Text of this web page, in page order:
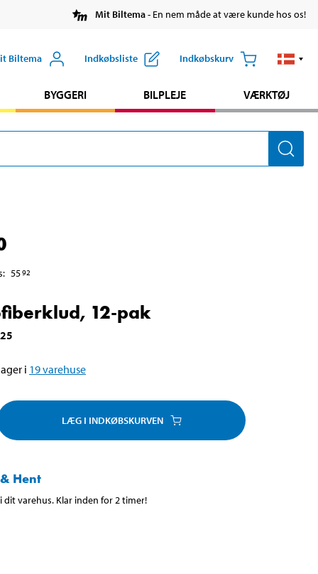
Mit Biltema- En nem måde at være kunde hos os!
Biltema Indkøbsliste Indkøbskurv
BYGGERI BILPLEJE VÆRKTØJ
: 5592
12-pak
i 19varehuse
LÆG I INDKØBSKURVEN
Hent
dit varehus. Klar inden for 2 timer!